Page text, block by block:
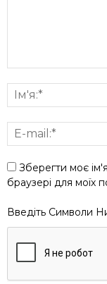
Зберегти моє
браузері для моїх
Введіть Символи